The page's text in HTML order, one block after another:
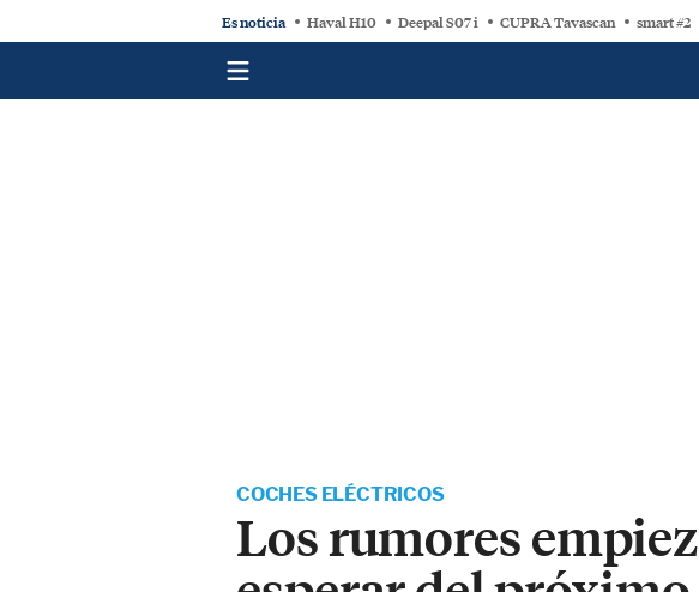
Es noticia Haval H10 Deepal S07 i CUPRA Tavascan smart #2
COCHES ELÉCTRICOS
Los rumores